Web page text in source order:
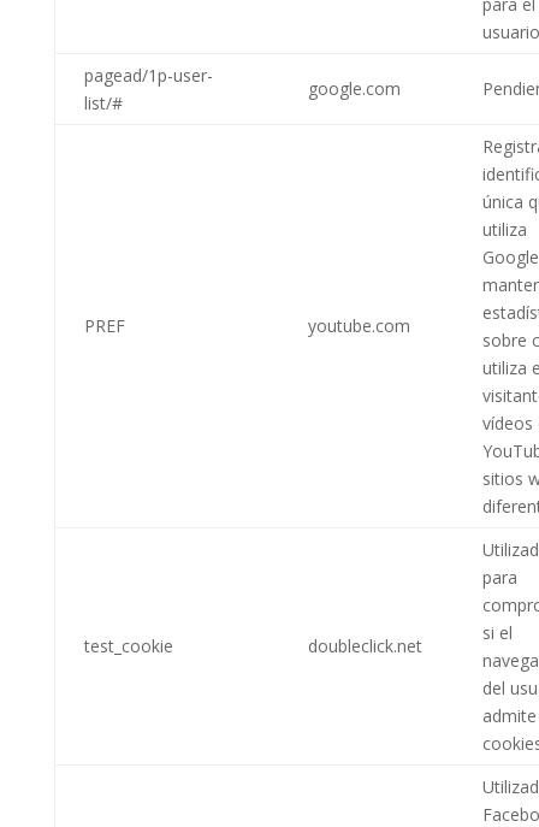
pagead/1p-user-
list/#
google.com
PREF youtube.com
única
utiliza
sobre
utiliza
vídeos
sitios
test_cookie doubleclick.net
para
si el
del
admite